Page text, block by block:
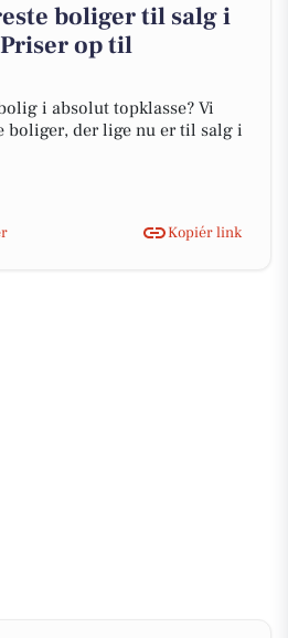
boliger til salg i
op til
i absolut topklasse? Vi
boliger, der lige nu er til salg i
Kopiér link